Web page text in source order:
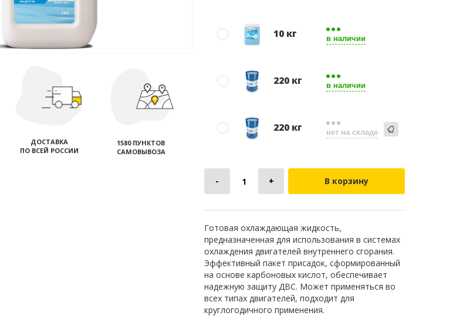
ДОСТАВКА
ПО ВСЕЙ РОССИИ
1580 ПУНКТОВ
САМОВЫВОЗА
10 кг в наличии
220 кг в наличии
220 кг нет на складе
В корзину
Готовая охлаждающая жидкость,
предназначенная для использования в системах
охлаждения двигателей внутреннего сгорания.
Эффективный пакет присадок, сформированный
на основе карбоновых кислот, обеспечивает
надежную защиту ДВС. Может применяться во
всех типах двигателей, подходит для
круглогодичного применения.